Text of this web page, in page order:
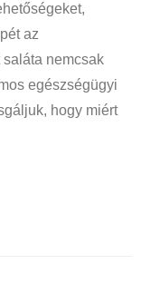
az
nemcsak
egészségügyi
hogy miért